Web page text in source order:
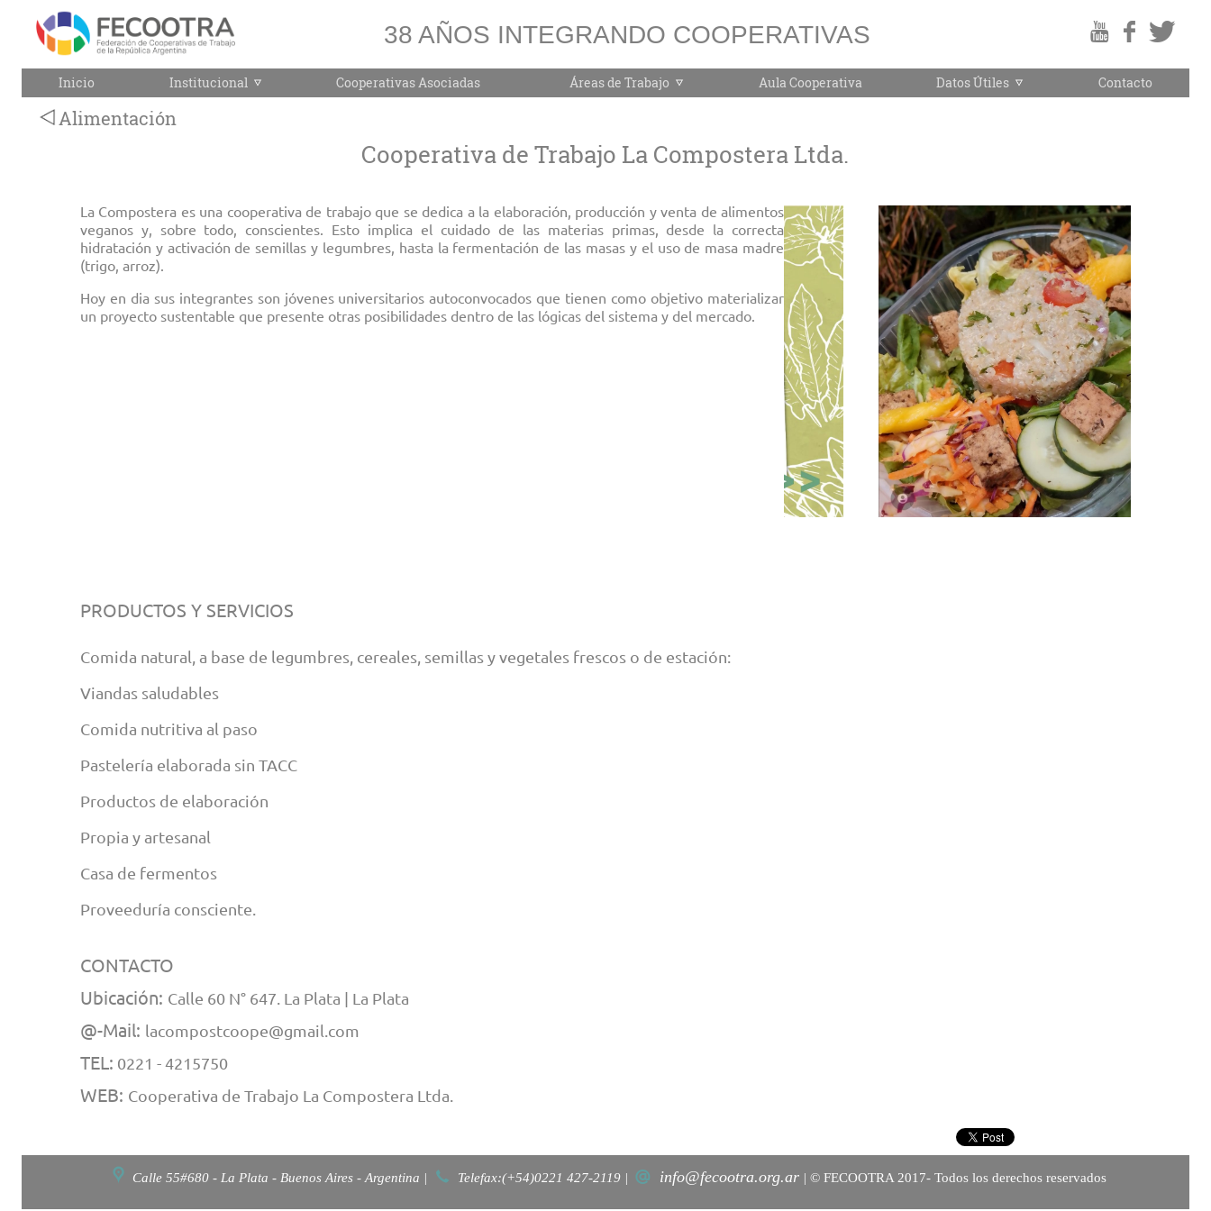
38 AÑOS INTEGRANDO COOPERATIVAS
Inicio Institucional Cooperativas Asociadas Áreas de Trabajo Aula Cooperativa Datos Útiles Contacto
Alimentación
Cooperativa de Trabajo La Compostera Ltda.
La Compostera es una cooperativa de trabajo que se dedica a la elaboración, producción y venta de alimentos
veganos y, sobre todo, conscientes. Esto implica el cuidado de las materias primas, desde la correcta
hidratación y activación de semillas y legumbres, hasta la fermentación de las masas y el uso de masa madre
(trigo, arroz).
Hoy en dia sus integrantes son jóvenes universitarios autoconvocados que tienen como objetivo materializar
un proyecto sustentable que presente otras posibilidades dentro de las lógicas del sistema y del mercado.
PRODUCTOS Y SERVICIOS
Comida natural, a base de legumbres, cereales, semillas y vegetales frescos o de estación:
Viandas saludables
Comida nutritiva al paso
Pastelería elaborada sin TACC
Productos de elaboración
Propia y artesanal
Casa de fermentos
Proveeduría consciente.
CONTACTO
Ubicación: Calle 60 N° 647. La Plata | La Plata
@-Mail: lacompostcoope@gmail.com
TEL: 0221 - 4215750
WEB: Cooperativa de Trabajo La Compostera Ltda.
Calle 55#680 - La Plata - Buenos Aires - Argentina | Telefax:(+54)0221 427-2119 | info@fecootra.org.ar| © FECOOTRA 2017- Todos los derechos reservados